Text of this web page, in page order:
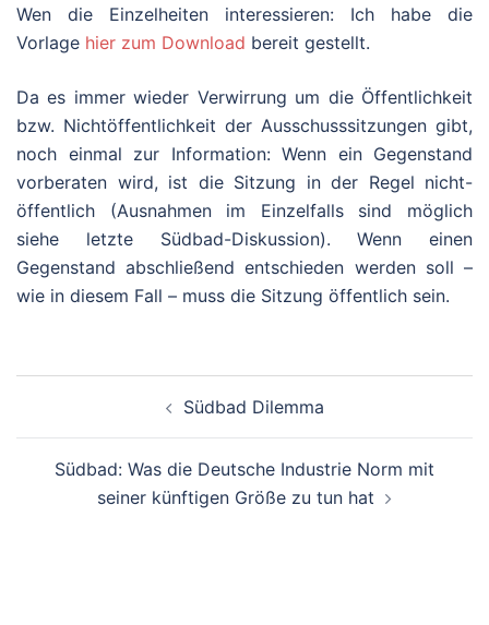
Wen die Einzelheiten interessieren: Ich habe die
Vorlage hier zum Download bereit gestellt.
Da es immer wieder Verwirrung um die Öffentlichkeit
bzw. Nichtöffentlichkeit der Ausschusssitzungen gibt,
noch einmal zur Information: Wenn ein Gegenstand
vorberaten wird, ist die Sitzung in der Regel nicht-
öffentlich (Ausnahmen im Einzelfalls sind möglich
siehe letzte Südbad-Diskussion). Wenn einen
Gegenstand abschließend entschieden werden soll –
wie in diesem Fall – muss die Sitzung öffentlich sein.
Südbad Dilemma
Südbad: Was die Deutsche Industrie Norm mit
seiner künftigen Größe zu tun hat